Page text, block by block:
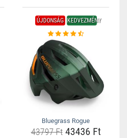
ÚJDONSÁG KEDVEZMÉNY
Bluegrass Rogue
43797 Ft43436 Ft